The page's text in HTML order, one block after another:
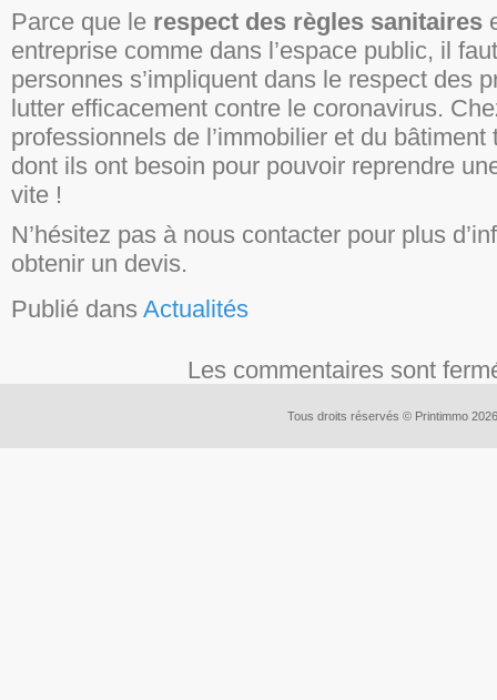
Parce que le respect des règles sanitaires
entreprise comme dans l’espace public, il
personnes s’impliquent dans le respect des
lutter efficacement contre le coronavirus.
professionnels de l’immobilier et du
dont ils ont besoin pour pouvoir reprendre
vite !
N’hésitez pas à nous contacter pour plus
obtenir un devis.
Publié dans Actualités
Les commentaires sont
Tous droits réservés © Printimmo